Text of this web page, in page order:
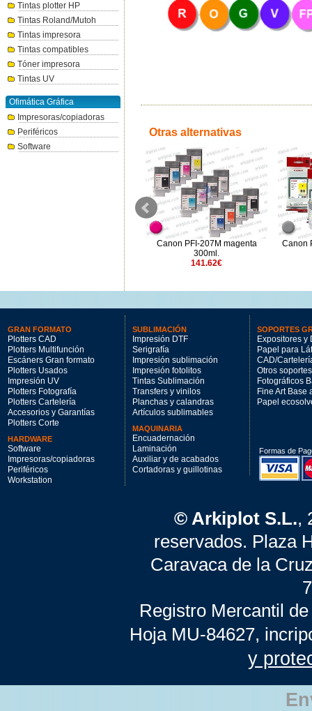
Tintas plotter HP
Tintas Roland/Mutoh
Tintas impresora
Tintas compatibles
Tóner impresora
Tintas UV
Ofimática Gráfica
Impresoras/copiadoras
Periféricos
Software
Otras alternativas
Canon PFI-120BK negro foto
Canon PFI-207M magenta
300ml.
141.62€
Canon
GRAN FORMATO
Plotters CAD
Plotters Multifunción
Escáners Gran formato
Plotters Usados
Impresión UV
Plotters Fotografía
Plotters Cartelería
Accesorios y Garantías
Plotters Corte
HARDWARE
Software
Impresoras/copiadoras
Periféricos
Workstation
SUBLIMACIÓN
Impresión DTF
Serigrafía
Impresión sublimación
Impresión fotolitos
Tintas Sublimación
Transfers y vinilos
Planchas y calandras
Artículos sublimables
MAQUINARIA
Encuadernación
Laminación
Auxiliar y de acabados
Cortadoras y guillotinas
SOPORTES
Expositores y
Papel para
CAD/
Otros soportes
Fotográficos
Fine Art Base
Papel
Formas de
© Arkiplot S.L.,
reservados. Plaza
Caravaca de la
Registro Mercantil
Hoja MU-84627,
y